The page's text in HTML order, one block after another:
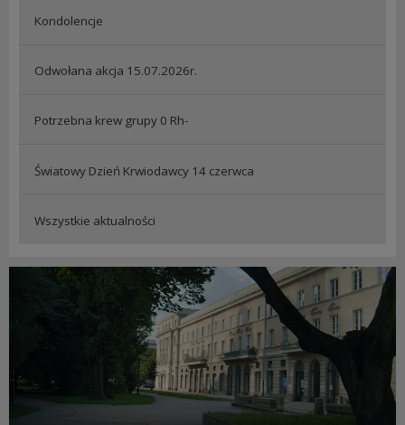
Kondolencje
Odwołana akcja 15.07.2026r.
Potrzebna krew grupy 0 Rh-
Światowy Dzień Krwiodawcy 14 czerwca
Wszystkie aktualności